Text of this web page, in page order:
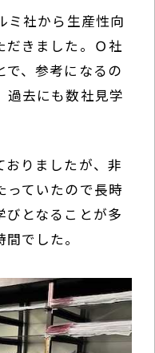
ミ社から生産性向
だきました。Ｏ社
で、参考になるの
過去にも数社見学
おりましたが、非
っていたので長時
びとなることが多
でした。